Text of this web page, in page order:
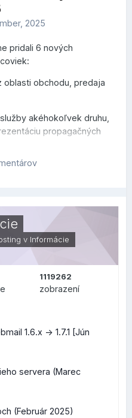
2025
pridali 6 nových
oblasti obchodu, predaja
akéhokoľvek druhu,
propagačných
hudbe, cestovaniu či
jazyku
na povzbudenie k
miesta alebo
tejto stránke. Akciové ceny
akcia trvá do 31. januára
v Informácie
1119262
zobrazení
1.6.x -> 1.7.1 [Jún
servera (Marec
(Február 2025)